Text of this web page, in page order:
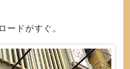
ードがすぐ。